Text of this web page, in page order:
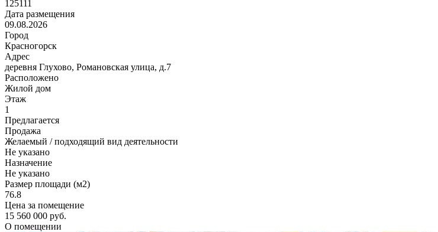
125111
Дата размещения
09.08.2026
Город
Красногорск
Адрес
деревня Глухово, Романовская улица, д.7
Расположено
Жилой дом
Этаж
1
Предлагается
Продажа
Желаемый / подходящий вид деятельности
Не указано
Назначение
Не указано
Размер площади (м2)
76.8
Цена за помещение
15 560 000 руб.
О помещении